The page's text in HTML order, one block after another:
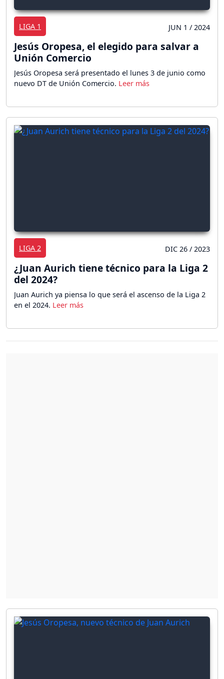
LIGA 1 JUN 1 / 2024
Jesús Oropesa, el elegido para salvar a
Unión Comercio
Jesús Oropesa será presentado el lunes 3 de junio como
nuevo DT de Unión Comercio.
LIGA 2 DIC 26 / 2023
¿Juan Aurich tiene técnico para la Liga 2
del 2024?
Juan Aurich ya piensa lo que será el ascenso de la Liga 2
en el 2024.